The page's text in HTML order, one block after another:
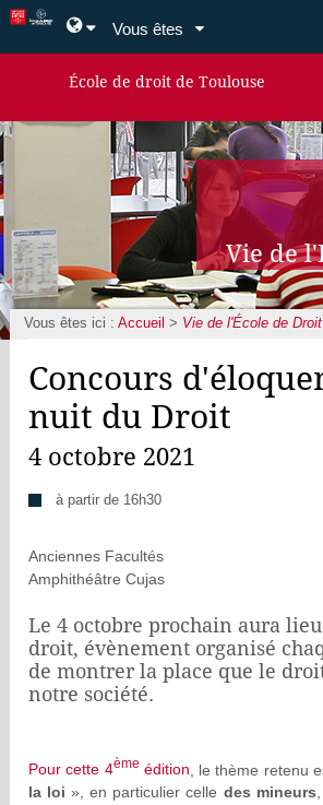
Vous êtes
École de droit de Toulouse
Vie de
Vous êtes ici :Accueil > Vie de l'École de Droit
Concours
nuit du Droit
4 octobre 2021
à partir de 16h30
Anciennes Facultés
Amphithéâtre Cujas
Le 4 octobre prochain aura
droit, évènement organisé
de montrer la place que le
notre société.
Pour cette 4ème édition , le thème retenu
la loi », en particulier celle des mineurs